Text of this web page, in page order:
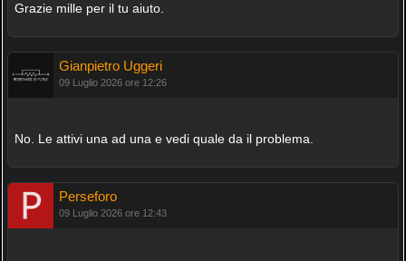
Grazie mille per il tu aiuto.
Gianpietro Uggeri
09 Luglio 2026 ore 12:26
No. Le attivi una ad una e vedi quale da il problema.
Perseforo
09 Luglio 2026 ore 12:43